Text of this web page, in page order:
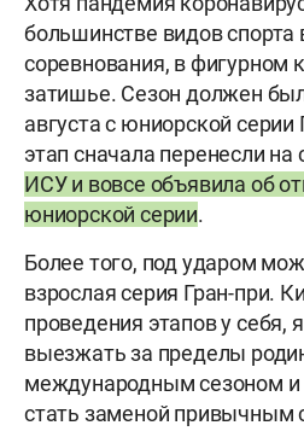
большинстве видов
соревнования, в фигурном
затишье. Сезон должен
августа с юниорской
этап сначала перенесли на
ИСУ и вовсе объявила об
юниорской серии.
Более того, под ударом
взрослая серия Гран-при.
проведения этапов у себя,
выезжать за пределы
международным сезоном и
стать заменой привычным